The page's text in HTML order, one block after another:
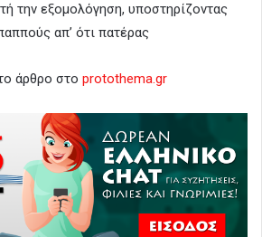
την εξομολόγηση, υποστηρίζοντας
απ’ ότι πατέρας
άρθρο στο protothema.gr